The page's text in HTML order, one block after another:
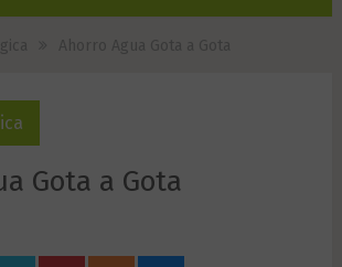
Gota a Gota